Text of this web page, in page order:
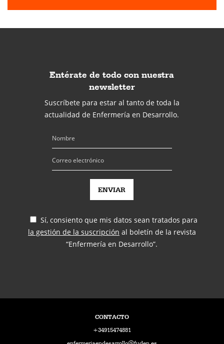
Entérate de todo con nuestra
newsletter
Suscríbete para estar al tanto de toda la
actualidad de Enfermería en Desarrollo.
Sí, consiento que mis datos sean tratados para
la gestión de la suscripción al boletín de la revista
“Enfermería en Desarrollo”.
CONTACTO
+34915474881